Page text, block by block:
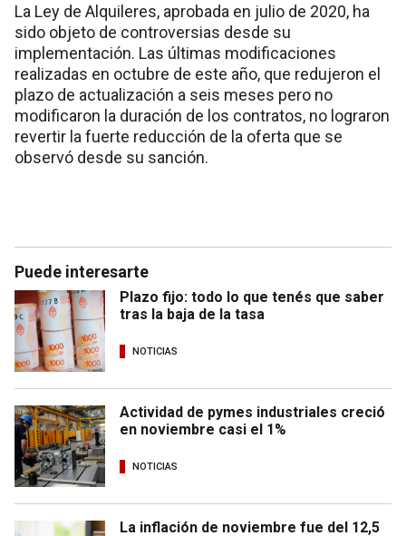
La Ley de Alquileres, aprobada en julio de 2020, ha
sido objeto de controversias desde su
implementación. Las últimas modificaciones
realizadas en octubre de este año, que redujeron el
plazo de actualización a seis meses pero no
modificaron la duración de los contratos, no lograron
revertir la fuerte reducción de la oferta que se
observó desde su sanción.
Puede interesarte
Plazo fijo: todo lo que tenés que saber
tras la baja de la tasa
NOTICIAS
Actividad de pymes industriales creció
en noviembre casi el 1%
NOTICIAS
La inflación de noviembre fue del 12,5